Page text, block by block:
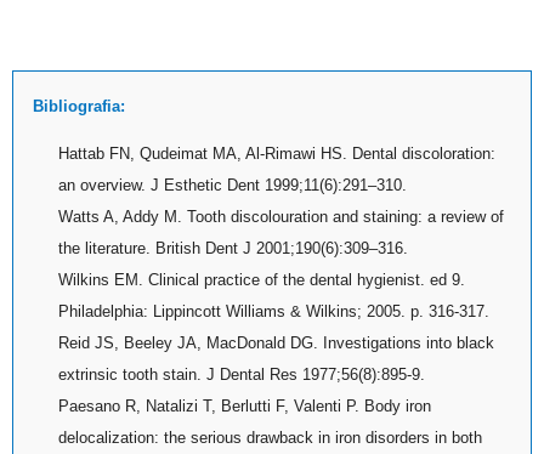
Bibliografia:
Hattab FN, Qudeimat MA, Al-Rimawi HS. Dental discoloration:
an overview. J Esthetic Dent 1999;11(6):291–310.
Watts A, Addy M. Tooth discolouration and staining: a review of
the literature. British Dent J 2001;190(6):309–316.
Wilkins EM. Clinical practice of the dental hygienist. ed 9.
Philadelphia: Lippincott Williams & Wilkins; 2005. p. 316-317.
Reid JS, Beeley JA, MacDonald DG. Investigations into black
extrinsic tooth stain. J Dental Res 1977;56(8):895-9.
Paesano R, Natalizi T, Berlutti F, Valenti P. Body iron
delocalization: the serious drawback in iron disorders in both